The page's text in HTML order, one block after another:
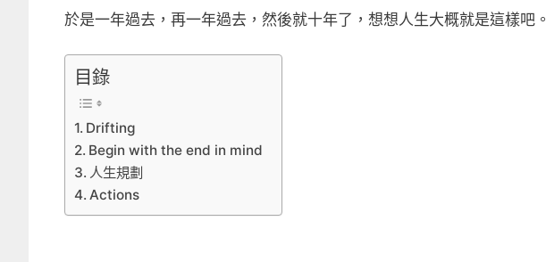
於是一年過去，再一年過去，然後就十年了，想想人生大概就是這樣吧。
目錄
Drifting
Begin with the end in mind
人生規劃
Actions